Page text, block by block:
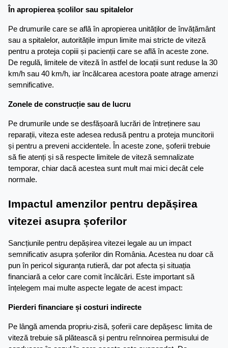
În apropierea școlilor sau spitalelor
Pe drumurile care se află în apropierea unităților de învățământ
sau a spitalelor, autoritățile impun limite mai stricte de viteză
pentru a proteja copiii și pacienții care se află în aceste zone.
De regulă, limitele de viteză în astfel de locații sunt reduse la 30
km/h sau 40 km/h, iar încălcarea acestora poate atrage amenzi
semnificative.
Zonele de construcție sau de lucru
Pe drumurile unde se desfășoară lucrări de întreținere sau
reparații, viteza este adesea redusă pentru a proteja muncitorii
și pentru a preveni accidentele. În aceste zone, șoferii trebuie
să fie atenți și să respecte limitele de viteză semnalizate
temporar, chiar dacă acestea sunt mult mai mici decât cele
normale.
Impactul amenzilor pentru depășirea
vitezei asupra șoferilor
Sancțiunile pentru depășirea vitezei legale au un impact
semnificativ asupra șoferilor din România. Acestea nu doar că
pun în pericol siguranța rutieră, dar pot afecta și situația
financiară a celor care comit încălcări. Este important să
înțelegem mai multe aspecte legate de acest impact:
Pierderi financiare și costuri indirecte
Pe lângă amenda propriu-zisă, șoferii care depășesc limita de
viteză trebuie să plătească și pentru reînnoirea permisului de